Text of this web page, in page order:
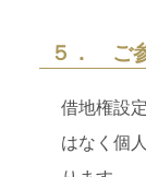
５． ご
借地権設
はなく個